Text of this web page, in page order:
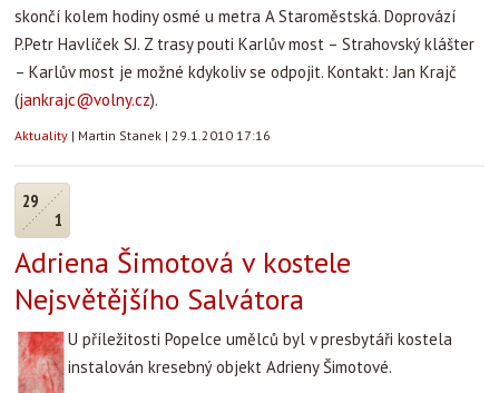
skončí kolem hodiny osmé u metra A Staroměstská. Doprovází
P.Petr Havlíček SJ. Z trasy pouti Karlův most – Strahovský klášter
– Karlův most je možné kdykoliv se odpojit. Kontakt: Jan Krajč
(jankrajc@volny.cz).
Aktuality | Martin Stanek | 29.1.2010 17:16
29
1
Adriena Šimotová v kostele
Nejsvětějšího Salvátora
U příležitosti Popelce umělců byl v presbytáři kostela
instalován kresebný objekt Adrieny Šimotové.